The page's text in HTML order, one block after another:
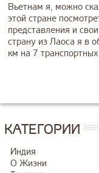
Вьетнам я, можно
этой стране
представления и
страну из Лаоса я в
км на 7 транспортных
КАТЕГОРИИ
Индия
О Жизни